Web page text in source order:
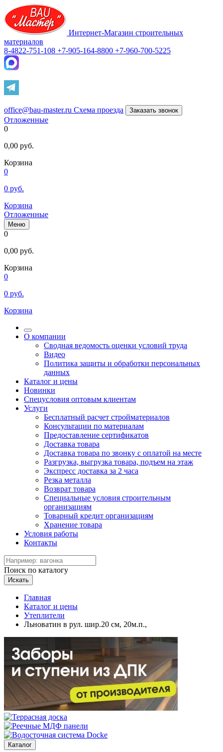
Интернет-Магазин строительных
материалов
8-4822-751-108 +7-905-164-8800 +7-960-700-5225
office@bau-master.ru Схема проезда Заказать звонок
Отложенные
0
0,00 руб.
Корзина
0
0 руб.
Корзина
Отложенные
Меню
0
0,00 руб.
Корзина
0
0 руб.
Корзина
О компании
Сводная ведомость оценки условий труда
Видео
Политика защиты и обработки персональных
данных
Каталог и цены
Новинки
Спецусловия оптовым клиентам
Услуги
Бесплатный расчет стройматериалов
Консультации по материалам
Предоставление сертификатов
Доставка товара
Доставка товара по звонку с оплатой на месте
Разгрузка, выгрузка товара, подъем на этаж
Экспресс доставка за 2 часа
Резка металла
Возврат товара
Специальные условия строительным
организациям
Товарный кредит организациям
Хранение товара
Условия работы
Контакты
Поиск по каталогу
Искать
Главная
Каталог и цены
Утеплители
Льноватин в рул. шир.20 см, 20м.п.,
Каталог